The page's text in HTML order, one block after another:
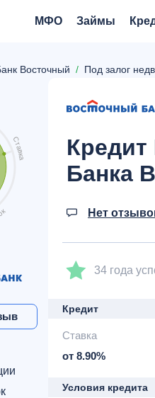
МФО Займы
Восточный Под залог
С
т
а
в
к
а
к
Банка
Нет
34 года
Кредит
Ставка
от 8.90%
Условия кредита